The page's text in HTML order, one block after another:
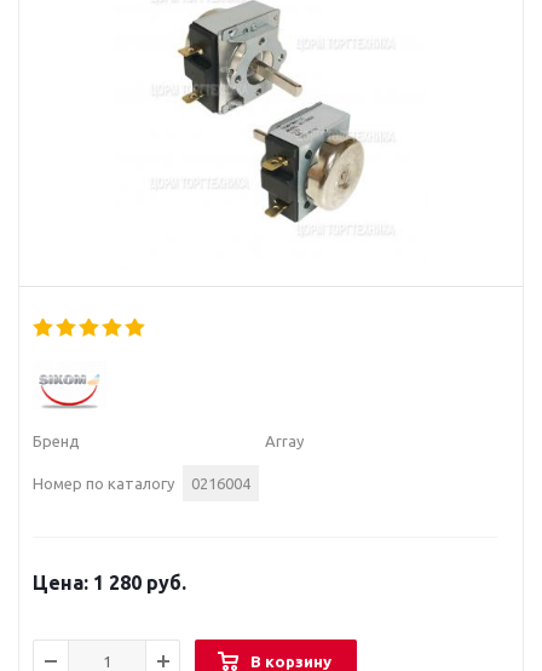
Бренд Array
Номер по каталогу 0216004
1 280 руб.
В корзину